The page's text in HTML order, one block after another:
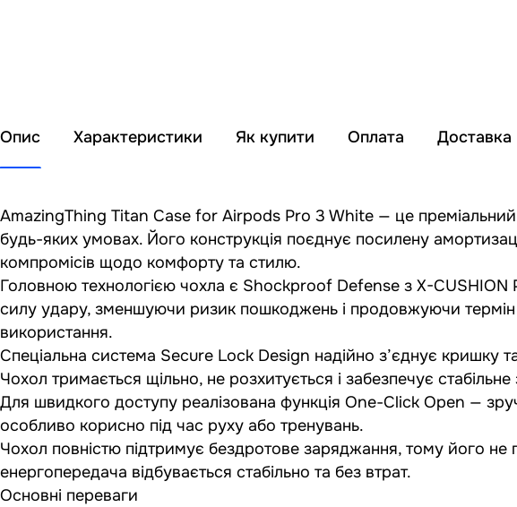
Опис Характеристики Як купити Оплата Доставка
AmazingThing Titan Case for Airpods Pro 3 White — це
будь-яких умовах. Його конструкція поєднує посилену
компромісів щодо комфорту та стилю.
Головною технологією чохла є Shockproof Defense з X-CUSHION
силу удару, зменшуючи ризик пошкоджень і продовжуючи
використання.
Спеціальна система Secure Lock Design надійно з’єднує кришку
Чохол тримається щільно, не розхитується і забезпечує стабільне
Для швидкого доступу реалізована функція One-Click Open —
особливо корисно під час руху або тренувань.
Чохол повністю підтримує бездротове заряджання, тому його не
енергопередача відбувається стабільно та без втрат.
Основні переваги